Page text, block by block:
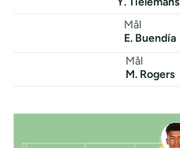
Mål
E. Buendía
Mål
M. Rogers